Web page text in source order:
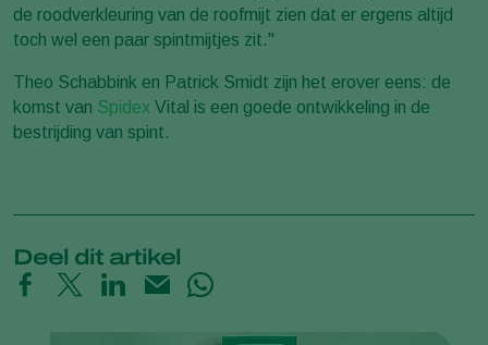
de roodverkleuring van de roofmijt zien dat er ergens altijd
toch wel een paar spintmijtjes zit."
Theo Schabbink en Patrick Smidt zijn het erover eens: de
komst van Spidex Vital is een goede ontwikkeling in de
bestrijding van spint.
Deel dit artikel